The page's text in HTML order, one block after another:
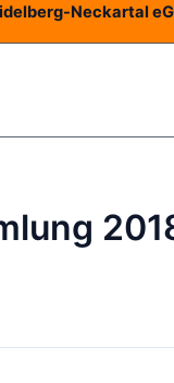
Neckartal